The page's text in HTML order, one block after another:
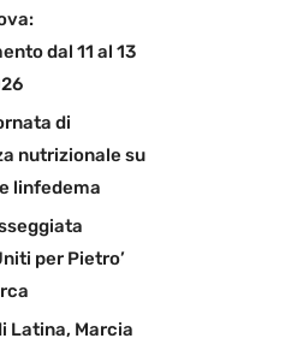
dal 11 al 13
di
nutrizionale su
linfedema
per Pietro’
Latina, Marcia